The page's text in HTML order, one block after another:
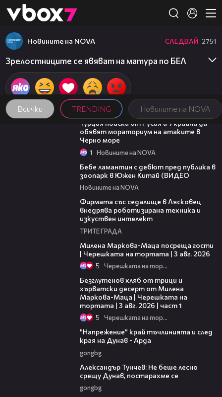
👾
Всички TRENDING Новините на NOVA
Новините на NOVA СЛЕДВАЙ 2751
Зрелостниците се явяват на матура по БЕЛ
03:02
Турция поиска от Русия и Украйна да
обявят мораториум на атаките в
Черно море
1 Новините на NOVA
Бебе ламантин с дебют пред публика в
зоопарк в Южен Китай (ВИДЕО
Новините на NOVA
Фирмата със седалище в Лясковец
внедрява роботизирана техника и
изкуствен интелект
ТРИТЕ ГРАДА
Милена Маркова-Маца посреща гости
| Черешката на тортата | 3 авг. 2026
5 Черешката на тортата
Безглутенов хляб от трици и
хърватски десерт от Милена
Маркова-Маца | Черешката на
тортата | 3 авг. 2026 | част 1
5 Черешката на тортата
"Напрежение" край тъчлинията и след
края на Дунав - Арда
gongbg
Александър Тунчев: Не беше лесно
срещу Дунав, постарахме се
gongbg